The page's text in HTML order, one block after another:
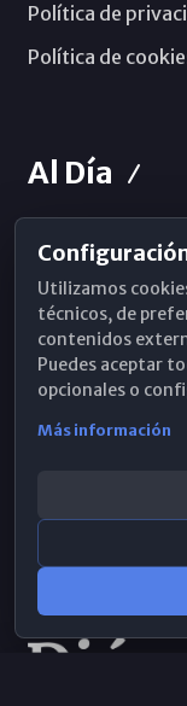
Política de
Política de
Al Día
Horarios de Misa
Hemeroteca
WhatsApp
Utilizamos
técnicos, de
contenidos
Puedes aceptar
opcionales o
Más información